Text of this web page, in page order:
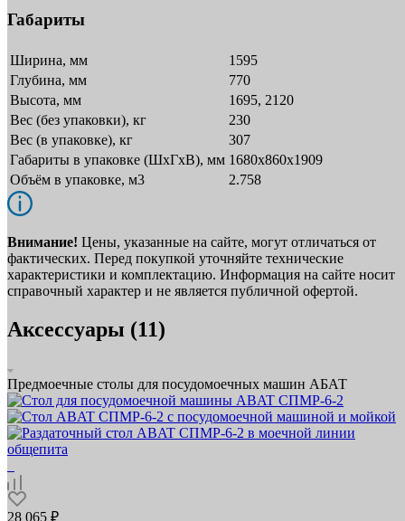
Габариты
Ширина, мм
1595
Глубина, мм
770
Высота, мм
1695, 2120
Вес (без упаковки), кг
230
Вес (в упаковке), кг
307
Габариты в упаковке (ШxГxВ), мм 1680х860х1909
Объём в упаковке, м3
2.758
Внимание! Цены, указанные на сайте, могут отличаться от
фактических. Перед покупкой уточняйте технические
характеристики и комплектацию. Информация на сайте носит
справочный характер и не является публичной офертой.
Аксессуары (11)
Предмоечные столы для посудомоечных машин АБАТ
28 065 ₽